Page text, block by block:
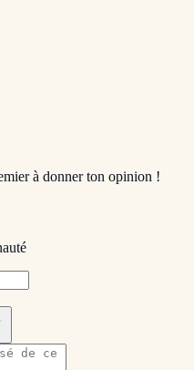
à donner ton opinion !